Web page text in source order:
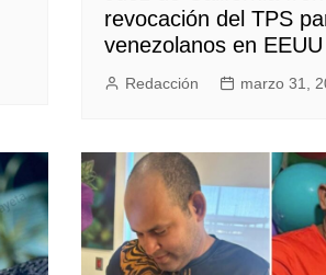
revocación del TPS
venezolanos en EEUU
Redacción marzo 31,